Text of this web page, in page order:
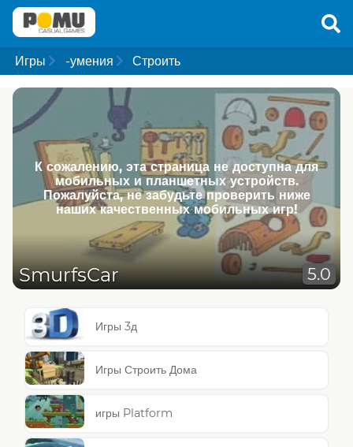
Игры -умения Строить
К сожалению, эта страница не доступна для
мобильных и планшетных устройств.
Пожалуйста, не забудьте проверить ниже
наших качественных мобильных игр!
SmurfsCar 5.0
Игры 3д
Игры Строить Дома
игры Platform